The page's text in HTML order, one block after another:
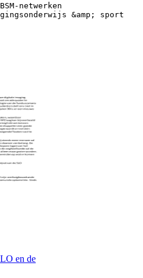
netwerken
&amp; sport
en de